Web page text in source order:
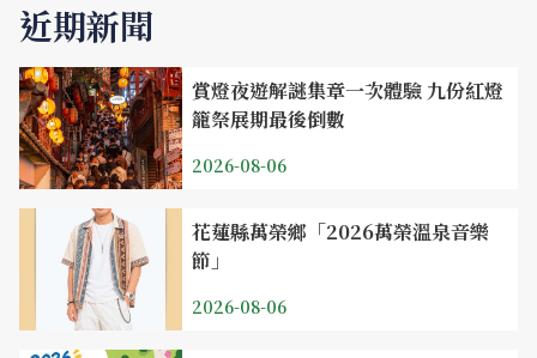
近期新聞
賞燈夜遊解謎集章一次體驗 九份紅燈
籠祭展期最後倒數
2026-08-06
花蓮縣萬榮鄉「2026萬榮溫泉音樂
節」
2026-08-06